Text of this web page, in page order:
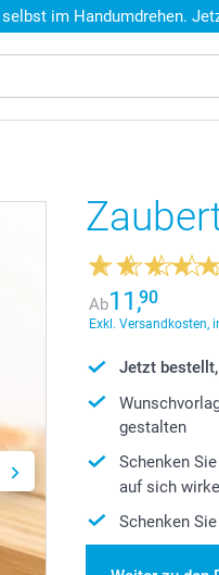
im Handumdrehen.
Ab11,90
Exkl. Versandkosten,
Jetzt
gestalten
Schenken
auf sich
Schenken